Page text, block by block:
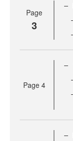
Page
3
Page 4